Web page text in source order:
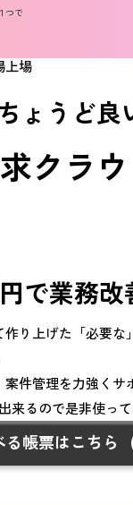
つで
上場
ち ょ う ど良
求ク ラ ウ
円で業務改
り上げた「必要な
件管理を力強くサ
来るので是非使っ
る帳票はこちら